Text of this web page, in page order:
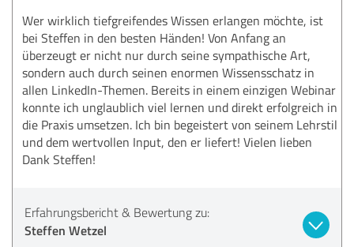
Wer wirklich tiefgreifendes Wissen erlangen möchte, ist
bei Steffen in den besten Händen! Von Anfang an
überzeugt er nicht nur durch seine sympathische Art,
sondern auch durch seinen enormen Wissensschatz in
allen LinkedIn-Themen. Bereits in einem einzigen Webinar
konnte ich unglaublich viel lernen und direkt erfolgreich in
die Praxis umsetzen. Ich bin begeistert von seinem Lehrstil
und dem wertvollen Input, den er liefert! Vielen lieben
Dank Steffen!
Erfahrungsbericht & Bewertung zu:
Steffen Wetzel